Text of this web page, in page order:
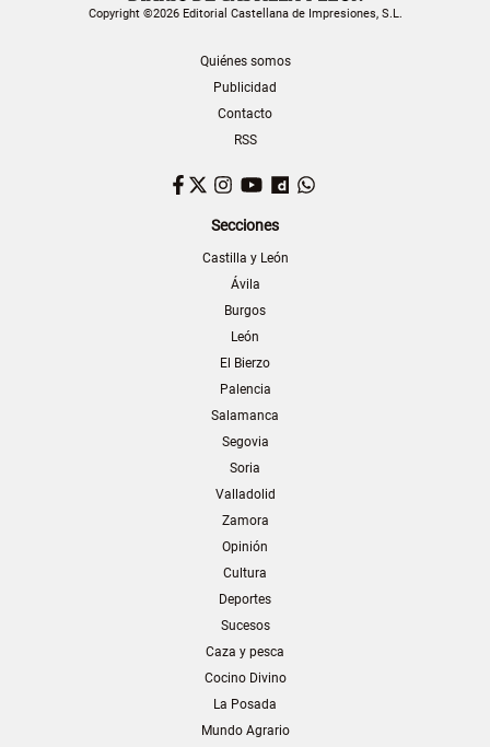
Copyright ©2026 Editorial Castellana de Impresiones, S.L.
Quiénes somos
Publicidad
Contacto
RSS
Facebook
TwitterInstagram
YouTubeDailymotion
Secciones
Castilla y León
Ávila
Burgos
León
El Bierzo
Palencia
Salamanca
Segovia
Soria
Valladolid
Zamora
Opinión
Cultura
Deportes
Sucesos
Caza y pesca
Cocino Divino
La Posada
Mundo Agrario